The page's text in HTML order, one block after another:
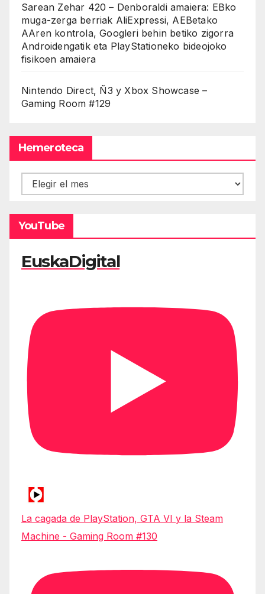
Sarean Zehar 420 – Denboraldi amaiera: EBko
muga-zerga berriak AliExpressi, AEBetako
AAren kontrola, Googleri behin betiko zigorra
Androidengatik eta PlayStationeko bideojoko
fisikoen amaiera
Nintendo Direct, Ñ3 y Xbox Showcase –
Gaming Room #129
Hemeroteca
Hemeroteca
YouTube
EuskaDigital
La cagada de PlayStation, GTA VI y la Steam
Machine - Gaming Room #130